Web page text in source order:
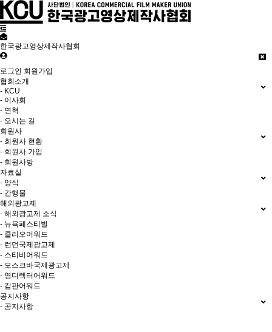
한국광고영상제작사협회
로그인 회원가입
협회소개
- KCU
- 이사회
- 연혁
- 오시는 길
회원사
- 회원사 현황
- 회원사 가입
- 회원사방
자료실
- 양식
- 간행물
해외광고제
- 해외광고제 소식
- 뉴욕페스티벌
- 클리오어워드
- 런던국제광고제
- 스티비어워드
- 모스크바국제광고제
- 영디렉터어워드
- 캄판어워드
공지사항
- 공지사항